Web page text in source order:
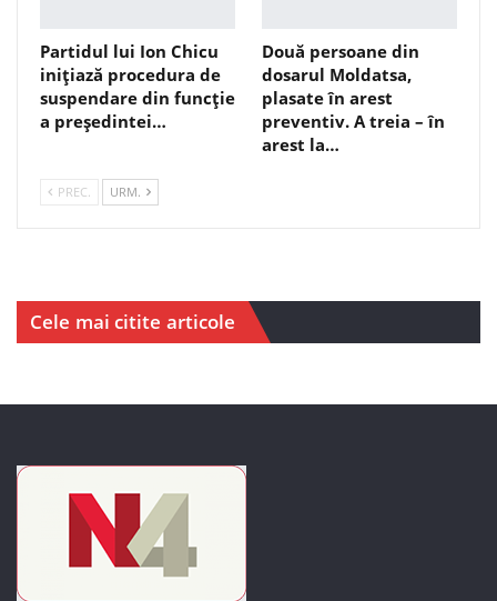
Partidul lui Ion Chicu
inițiază procedura de
suspendare din funcție
a președintei…
Două persoane din
dosarul Moldatsa,
plasate în arest
preventiv. A treia – în
arest la…
PREC. URM.
Cele mai citite articole